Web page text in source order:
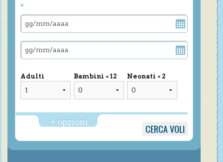
»
Adulti Bambini < 12 Neonati < 2
+ opzioni